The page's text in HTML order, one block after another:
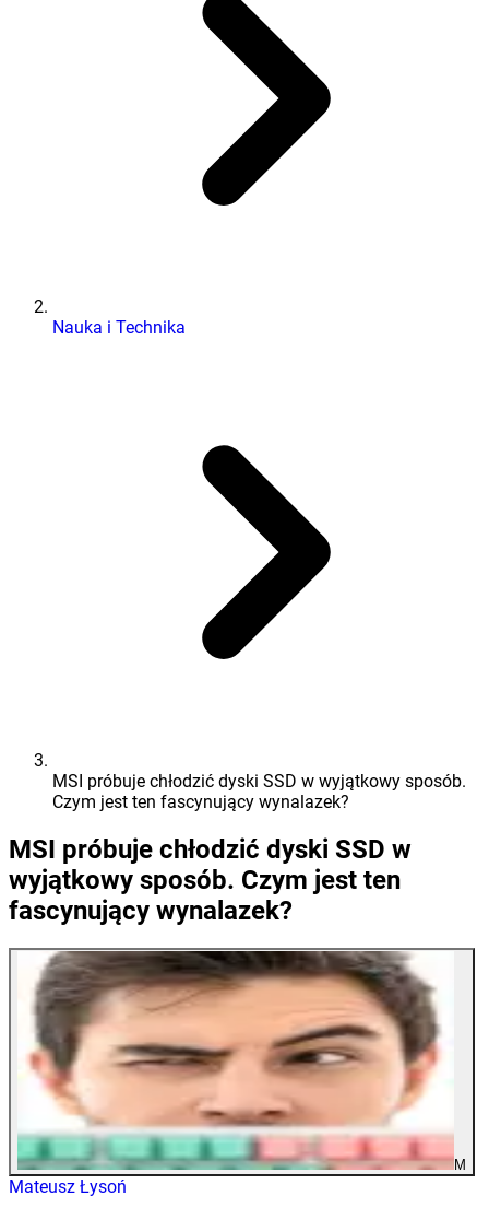
Nauka i Technika
MSI próbuje chłodzić dyski SSD w wyjątkowy sposób.
Czym jest ten fascynujący wynalazek?
MSI próbuje chłodzić dyski SSD w
wyjątkowy sposób. Czym jest ten
fascynujący wynalazek?
M
Mateusz Łysoń